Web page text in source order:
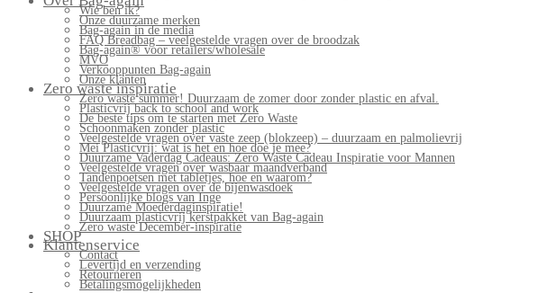
Wie ben ik?
Onze duurzame merken
Bag-again in de media
FAQ Breadbag – veelgestelde vragen over de broodzak
Bag-again® voor retailers/wholesale
MVO
Verkooppunten Bag-again
Onze klanten
Zero waste inspiratie
Zero waste summer! Duurzaam de zomer door zonder plastic en afval.
Plasticvrij back to school and work
De beste tips om te starten met Zero Waste
Schoonmaken zonder plastic
Veelgestelde vragen over vaste zeep (blokzeep) – duurzaam en palmolievrij
Mei Plasticvrij: wat is het en hoe doe je mee?
Duurzame Vaderdag Cadeaus: Zero Waste Cadeau Inspiratie voor Mannen
Veelgestelde vragen over wasbaar maandverband
Tandenpoetsen met tabletjes, hoe en waarom?
Veelgestelde vragen over de bijenwasdoek
Persoonlijke blogs van Inge
Duurzame Moederdaginspiratie!
Duurzaam plasticvrij kerstpakket van Bag-again
Zero waste December-inspiratie
SHOP
Klantenservice
Contact
Levertijd en verzending
Retourneren
Betalingsmogelijkheden